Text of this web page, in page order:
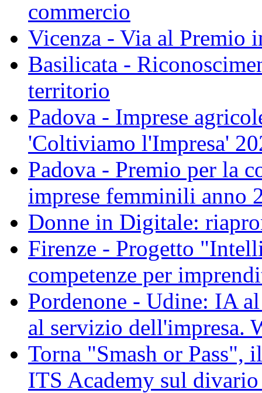
commercio
Vicenza - Via al Premio
Basilicata -
territorio
Padova - Imprese
'Coltiviamo l'Impresa'
Padova - Premio per la
imprese femminili anno
Donne in Digitale:
Firenze - Progetto
competenze per
Pordenone - Udine: IA
al servizio dell'impresa.
Torna "Smash or Pass",
ITS Academy sul